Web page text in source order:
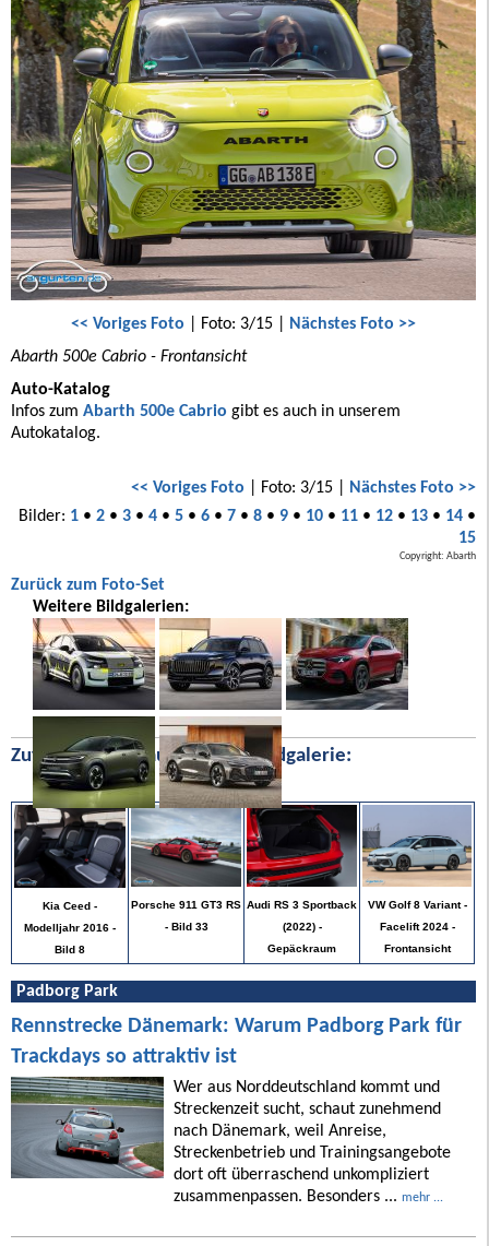
<< Voriges Foto | Foto: 3/15 | Nächstes Foto >>
Abarth 500e Cabrio - Frontansicht
Auto-Katalog
Infos zum Abarth 500e Cabrio gibt es auch in unserem
Autokatalog.
<< Voriges Foto | Foto: 3/15 | Nächstes Foto >>
Bilder: 1• 2• 3• 4• 5• 6• 7• 8• 9• 10• 11• 12• 13• 14•
15
Copyright: Abarth
Zurück zum Foto-Set
Weitere Bildgalerien:
Zufällige Bilder aus unserer Bildgalerie:
Kia Ceed -
Modelljahr 2016 -
Bild 8
Porsche 911 GT3 RS
- Bild 33
Audi RS 3 Sportback
(2022) -
Gepäckraum
VW Golf 8 Variant -
Facelift 2024 -
Frontansicht
Padborg Park
Rennstrecke Dänemark: Warum Padborg Park für
Trackdays so attraktiv ist
Wer aus Norddeutschland kommt und
Streckenzeit sucht, schaut zunehmend
nach Dänemark, weil Anreise,
Streckenbetrieb und Trainingsangebote
dort oft überraschend unkompliziert
zusammenpassen. Besonders ... mehr ...